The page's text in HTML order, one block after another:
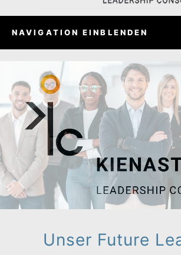
NAVIGATION EINBLENDEN
Unser Future